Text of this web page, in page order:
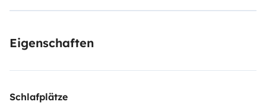
part et prise en compte de ce tarif avant paiement
gère pas (encore) ce double taux en 'direct'..
prendre place dans la soute (le lit arrière étant
Eigenschaften
Schlafplätze